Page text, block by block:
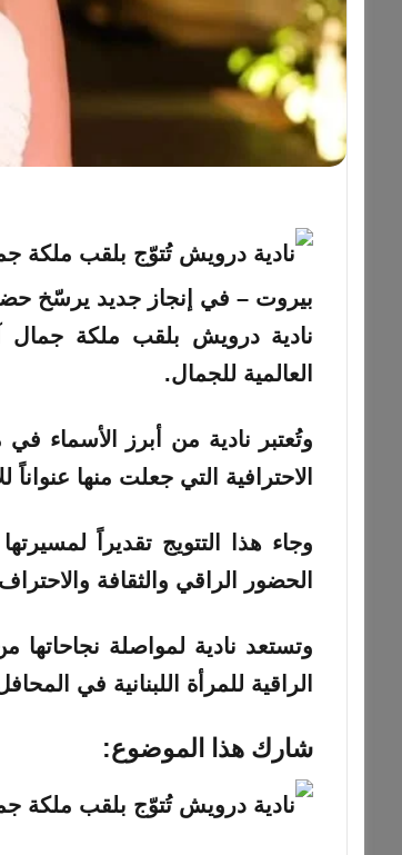
بيروت – في إنجاز جديد يرسّخ
العالمية للجمال.
وتُعتبر نادية من أبرز الأسماء
الاحترافية التي جعلت منها عنواناً
وجاء هذا التتويج تقديراً
الحضور الراقي والثقافة
وتستعد نادية لمواصلة
الراقية للمرأة اللبنانية في
شارك هذا الموضوع: